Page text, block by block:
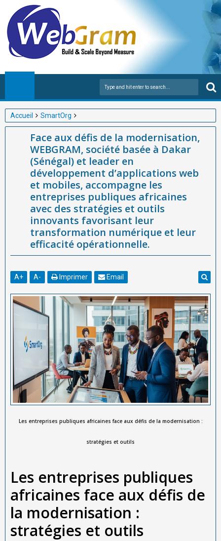
Accueil
SmartOrg
Face aux défis de la modernisation, WEBGRAM, société basée à
Dakar (Sénégal) et leader en développement d’applications web
et mobiles, accompagne les entreprises publiques africaines
avec des stratégies et outils innovants favorisant leur
transformation numérique et leur efficacité opérationnelle.
Face aux défis de la modernisation,
WEBGRAM, société basée à Dakar
(Sénégal) et leader en
développement d’applications web
et mobiles, accompagne les
entreprises publiques africaines
avec des stratégies et outils
innovants favorisant leur
transformation numérique et leur
efficacité opérationnelle.
A+ A- Imprimer Email
Les entreprises publiques africaines face aux défis de la modernisation :
stratégies et outils
Les entreprises publiques
africaines face aux défis de
la modernisation :
stratégies et outils